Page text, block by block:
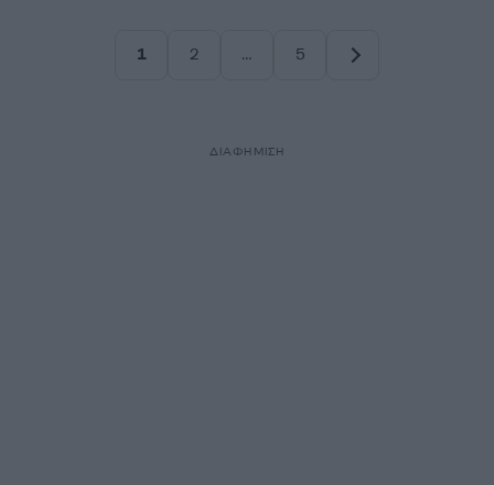
1
2
…
5
ΔΙΑΦΗΜΙΣΗ